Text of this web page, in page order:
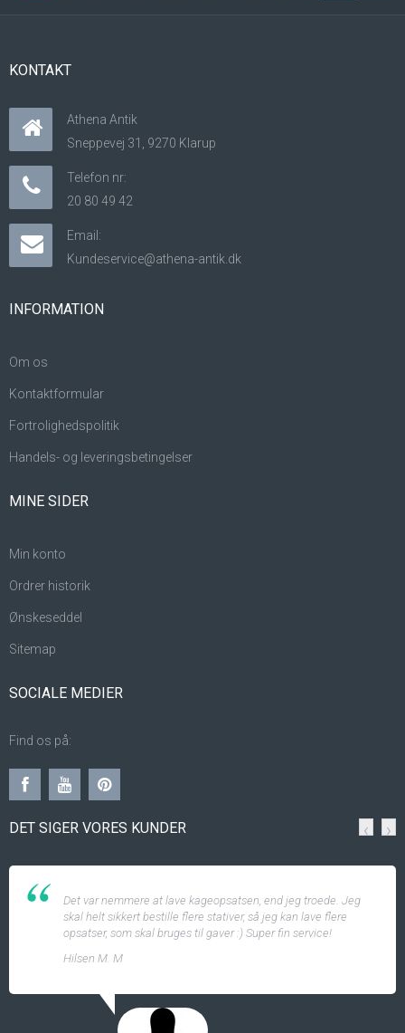
KONTAKT
Athena Antik
Sneppevej 31, 9270 Klarup
Telefon nr:
20 80 49 42
Email:
Kundeservice@athena-antik.dk
INFORMATION
Om os
Kontaktformular
Fortrolighedspolitik
Handels- og leveringsbetingelser
MINE SIDER
Min konto
Ordrer historik
Ønskeseddel
Sitemap
SOCIALE MEDIER
Find os på:
DET SIGER VORES KUNDER
Det var nemmere at lave kageopsatsen, end jeg troede. Jeg
skal helt sikkert bestille flere stativer, så jeg kan lave flere
opsatser, som skal bruges til gaver :) Super fin service!
Hilsen M. M
‹ ›